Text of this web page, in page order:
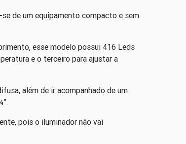
de um equipamento compacto e sem
esse modelo possui 416 Leds
e o terceiro para ajustar a
além de ir acompanhado de um
pois o iluminador não vai